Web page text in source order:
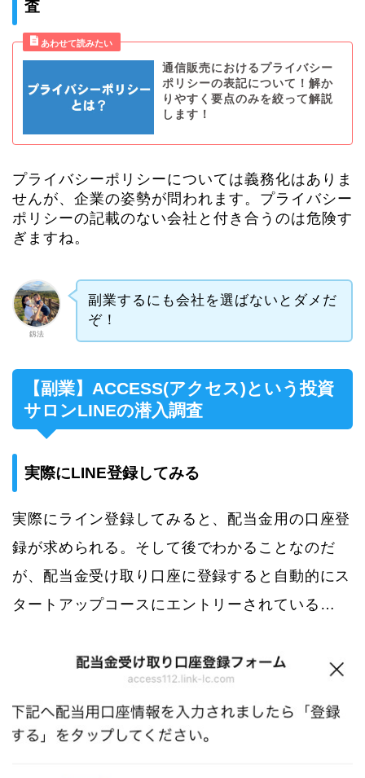
査
通信販売におけるプライバシー
ポリシーの表記について！解か
りやすく要点のみを絞って解説
します！
プライバシーポリシーについては義務化はありま
せんが、企業の姿勢が問われます。プライバシー
ポリシーの記載のない会社と付き合うのは危険す
ぎますね。
釼法
副業するにも会社を選ばないとダメだ
ぞ！
【副業】ACCESS(アクセス)という投資
サロンLINEの潜入調査
実際にLINE登録してみる
実際にライン登録してみると、配当金用の口座登
録が求められる。そして後でわかることなのだ
が、配当金受け取り口座に登録すると自動的にス
タートアップコースにエントリーされている…